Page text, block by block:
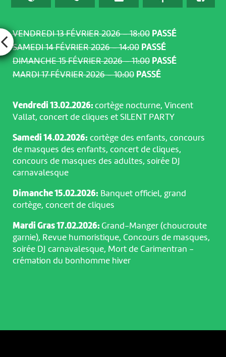
VENDREDI 13 FÉVRIER 2026 – 18:00 PASSÉ
SAMEDI 14 FÉVRIER 2026 – 14:00 PASSÉ
DIMANCHE 15 FÉVRIER 2026 – 11:00 PASSÉ
MARDI 17 FÉVRIER 2026 – 10:00 PASSÉ
Vendredi 13.02.2026: cortège nocturne, Vincent
Vallat, concert de cliques et SILENT PARTY
Samedi 14.02.2026: cortège des enfants, concours
de masques des enfants, concert de cliques,
concours de masques des adultes, soirée DJ
carnavalesque
Dimanche 15.02.2026: Banquet officiel, grand
cortège, concert de cliques
Mardi Gras 17.02.2026: Grand-Manger (choucroute
garnie), Revue humoristique, Concours de masques,
soirée DJ carnavalesque, Mort de Carimentran -
crémation du bonhomme hiver